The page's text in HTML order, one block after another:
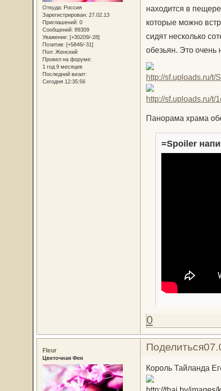
Откуда: Россия
Зарегистрирован: 27.02.13
Приглашений: 0
Сообщений: 89309
Уважение: [+30209/-28]
Позитив: [+5846/-31]
Пол: Женский
Провел на форуме:
1 год 9 месяцев
Последний визит:
Сегодня 12:35:56
находится в
которые можно
сидят несколько
обезьян. Это
Панорама храма
=Spoiler
0
Поделиться
Fleur
Цветочная Фея
Король Тайланда